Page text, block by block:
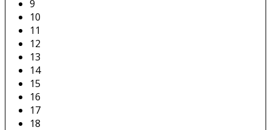
9
10
11
12
13
14
15
16
17
18